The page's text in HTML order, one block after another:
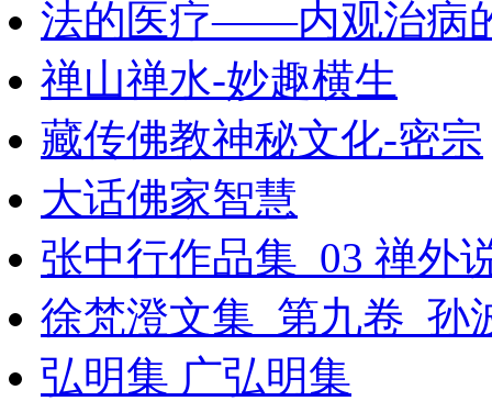
法的医疗——内观治病
禅山禅水-妙趣横生
藏传佛教神秘文化-密宗
大话佛家智慧
张中行作品集_03 禅外
徐梵澄文集_第九卷_孙
弘明集 广弘明集